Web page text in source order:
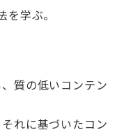
学ぶ。
質の低いコンテン
れに基づいたコン